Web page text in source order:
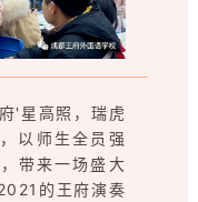
'星高照，瑞虎
以师生全员强
带来一场盛大
的王府演奏